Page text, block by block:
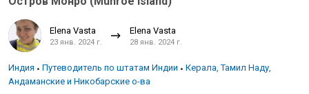
Elena Vasta
23 янв. 2024 г.
Elena Vasta
28 янв. 2024 г.
Индия Путеводитель по штатам Индии
Керала, Тамил Наду,
Андаманские и Никобарские о-ва